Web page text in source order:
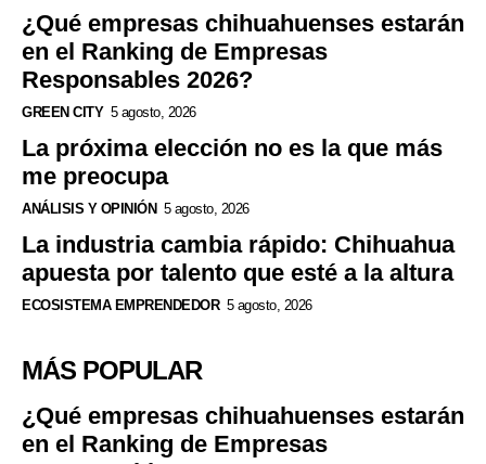
¿Qué empresas chihuahuenses estarán
en el Ranking de Empresas
Responsables 2026?
GREEN CITY 5 agosto, 2026
La próxima elección no es la que más
me preocupa
ANÁLISIS Y OPINIÓN 5 agosto, 2026
La industria cambia rápido: Chihuahua
apuesta por talento que esté a la altura
ECOSISTEMA EMPRENDEDOR 5 agosto, 2026
MÁS POPULAR
¿Qué empresas chihuahuenses estarán
en el Ranking de Empresas